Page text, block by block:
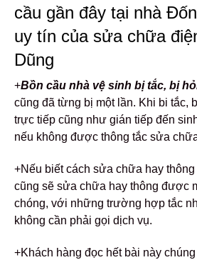
cầu gần đây tại nhà
uy tín của sửa chữa
Dũng
+Bồn cầu nhà vệ sinh bị tắc, bị
cũng đã từng bị một lần. Khi bi tắc,
trực tiếp cũng như gián tiếp đến
nếu không được thông tắc sửa
+Nếu biết cách sửa chữa hay
cũng sẽ sửa chữa hay thông được
chóng, với những trường hợp tắc
không cần phải gọi dịch vụ.
+Khách hàng đọc hết bài này